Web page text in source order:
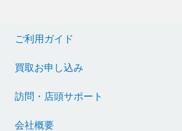
ご利用ガイド
買取お申し込み
訪問・店頭サポート
会社概要